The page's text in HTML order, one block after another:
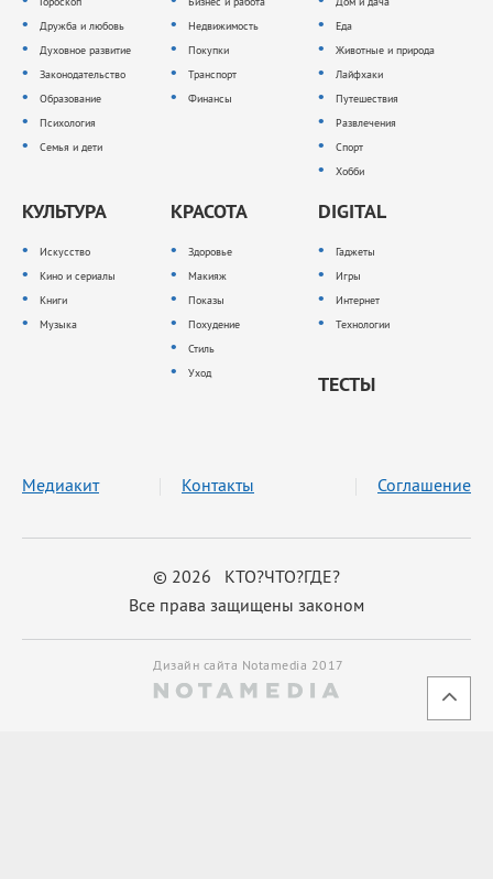
Дружба и любовь
Духовное развитие
Законодательство
Образование
Психология
Семья и дети
Недвижимость
Покупки
Транспорт
Финансы
Еда
Животные и природа
Лайфхаки
Путешествия
Развлечения
Спорт
Хобби
КУЛЬТУРА
Искусство
Кино и сериалы
Книги
Музыка
КРАСОТА
Здоровье
Макияж
Показы
Похудение
Стиль
Уход
DIGITAL
Гаджеты
Игры
Интернет
Технологии
ТЕСТЫ
© 2026 КТО?ЧТО?ГДЕ?
Все права защищены законом
Медиакит Контакты Соглашение
Дизайн сайта Notamedia 2017